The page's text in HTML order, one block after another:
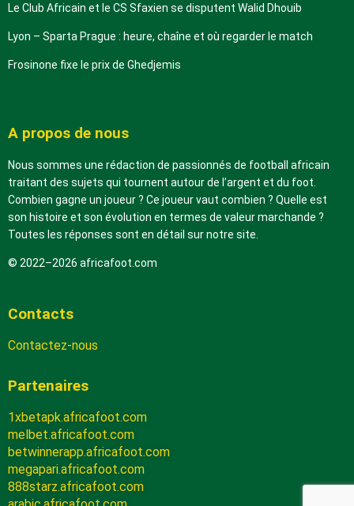
Le Club Africain et le CS Sfaxien se disputent Walid Dhouib
Lyon – Sparta Prague : heure, chaîne et où regarder le match
Frosinone fixe le prix de Ghedjemis
A propos de nous
Nous sommes une rédaction de passionnés de football africain
traitant des sujets qui tournent autour de l’argent et du foot.
Combien gagne un joueur ? Ce joueur vaut combien ? Quelle est
son histoire et son évolution en termes de valeur marchande ?
Toutes les réponses sont en détail sur notre site.
© 2022–2026 africafoot.com
Contacts
Contactez-nous
Partenaires
1xbetapk.africafoot.com
melbet.africafoot.com
betwinnerapp.africafoot.com
megapari.africafoot.com
888starz.africafoot.com